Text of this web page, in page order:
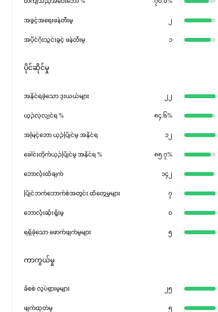
အခွင့်အရေးဖန်တီးမှု ၂
အပိုင်ဂိုးသွင်းခွင့် ဖန်တီးမှု ၁
ပိုင်ဆိုင်မှု
အနိုင်ရခဲ့သော ဒူးယယ်များ ၂၂
ယှဉ်လုလျှင်ရ % ၈၄.၆%
အမြင့်ဘော ယှဉ်ပြိုင်မှု အနိုင်ရ ၁၂
ခေါင်းတိုက်ယှဉ်ပြိုင်မှု အနိုင်ရ % ၈၅.၇%
ဘောလုံးထိချက် ၁၄၂
ပြိုင်ဘက်ဘောက်စ်အတွင်း ထိတွေ့မှုများ ၇
ဘောလုံးဆုံးရှုံးမှု ၀
ရရှိခဲ့သော ဖောက်ဖျက်မှုများ ၅
ကာကွယ်မှု
ခံစစ် လှုပ်ရှားမှုများ ၂၅
ဖျက်ထုတ်မှု ၅